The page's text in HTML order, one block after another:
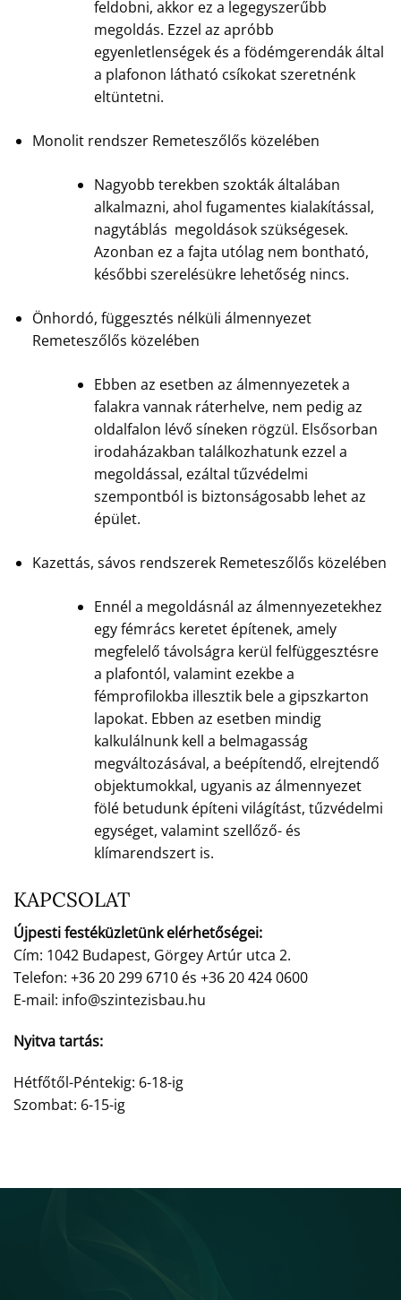
feldobni, akkor ez a legegyszerűbb
megoldás. Ezzel az apróbb
egyenletlenségek és a födémgerendák által
a plafonon látható csíkokat szeretnénk
eltüntetni.
Monolit rendszer Remeteszőlős közelében
Nagyobb terekben szokták általában
alkalmazni, ahol fugamentes kialakítással,
nagytáblás megoldások szükségesek.
Azonban ez a fajta utólag nem bontható,
későbbi szerelésükre lehetőség nincs.
Önhordó, függesztés nélküli álmennyezet
Remeteszőlős közelében
Ebben az esetben az álmennyezetek a
falakra vannak ráterhelve, nem pedig az
oldalfalon lévő síneken rögzül. Elsősorban
irodaházakban találkozhatunk ezzel a
megoldással, ezáltal tűzvédelmi
szempontból is biztonságosabb lehet az
épület.
Kazettás, sávos rendszerek Remeteszőlős közelében
Ennél a megoldásnál az álmennyezetekhez
egy fémrács keretet építenek, amely
megfelelő távolságra kerül felfüggesztésre
a plafontól, valamint ezekbe a
fémprofilokba illesztik bele a gipszkarton
lapokat. Ebben az esetben mindig
kalkulálnunk kell a belmagasság
megváltozásával, a beépítendő, elrejtendő
objektumokkal, ugyanis az álmennyezet
fölé betudunk építeni világítást, tűzvédelmi
egységet, valamint szellőző- és
klímarendszert is.
KAPCSOLAT
Újpesti festéküzletünk elérhetőségei:
Cím: 1042 Budapest, Görgey Artúr utca 2.
Telefon: +36 20 299 6710 és +36 20 424 0600
E-mail: info@szintezisbau.hu
Nyitva tartás:
Hétfőtől-Péntekig: 6-18-ig
Szombat: 6-15-ig